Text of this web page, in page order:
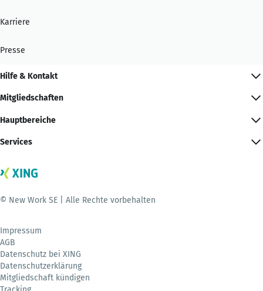
Karriere
Presse
Hilfe & Kontakt
Mitgliedschaften
Hauptbereiche
Services
© New Work SE | Alle Rechte vorbehalten
Impressum
AGB
Datenschutz bei XING
Datenschutzerklärung
Mitgliedschaft kündigen